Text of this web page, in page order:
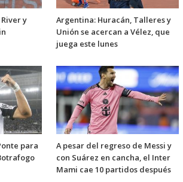
y
Argentina: Huracán, Talleres y
Unión se acercan a Vélez, que
juega este lunes
para
A pesar del regreso de Messi y
con Suárez en cancha, el Inter
Mami cae 10 partidos después